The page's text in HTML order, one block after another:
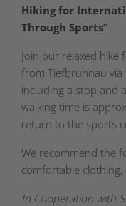
Hiking for
Through Sports“
Join our relaxed hike
from Tiefbrunnau via
including a stop and
walking time is
return to the sports
We recommend the
comfortable
In Cooperation with